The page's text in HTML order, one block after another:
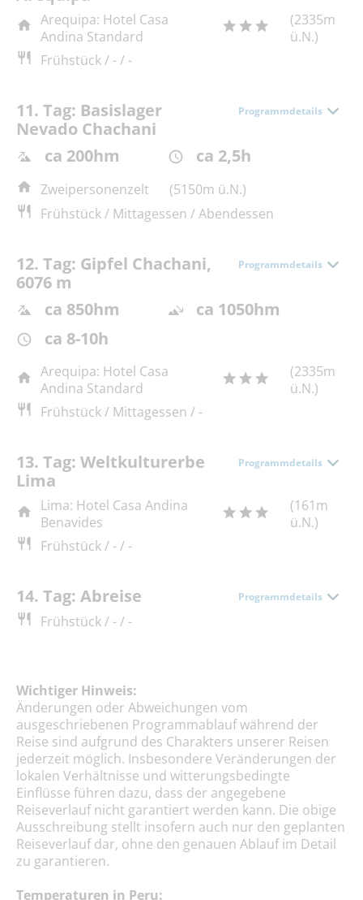
Arequipa: Hotel Casa
Andina Standard
(2335m
ü.N.)
Frühstück / - / -
11. Tag: Basislager
Nevado Chachani
Programmdetails
ca 200hm ca 2,5h
Zweipersonenzelt
(5150m ü.N.)
Frühstück / Mittagessen / Abendessen
12. Tag: Gipfel Chachani,
6076 m
Programmdetails
ca 850hm
ca 1050hm
ca 8-10h
Arequipa: Hotel Casa
Andina Standard
(2335m
ü.N.)
Frühstück / Mittagessen / -
13. Tag: Weltkulturerbe
Lima
Programmdetails
Lima: Hotel Casa Andina
Benavides
(161m
ü.N.)
Frühstück / - / -
14. Tag: Abreise Programmdetails
Frühstück / - / -
Wichtiger Hinweis:
Änderungen oder Abweichungen vom
ausgeschriebenen Programmablauf während der
Reise sind aufgrund des Charakters unserer Reisen
jederzeit möglich. Insbesondere Veränderungen der
lokalen Verhältnisse und witterungsbedingte
Einflüsse führen dazu, dass der angegebene
Reiseverlauf nicht garantiert werden kann. Die obige
Ausschreibung stellt insofern auch nur den geplanten
Reiseverlauf dar, ohne den genauen Ablauf im Detail
zu garantieren.
Temperaturen in Peru: